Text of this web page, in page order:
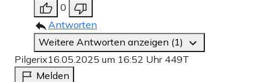
0
Antworten
Weitere Antworten anzeigen (1)
Pilgerix16.05.2025 um 16:52 Uhr 449T
Melden